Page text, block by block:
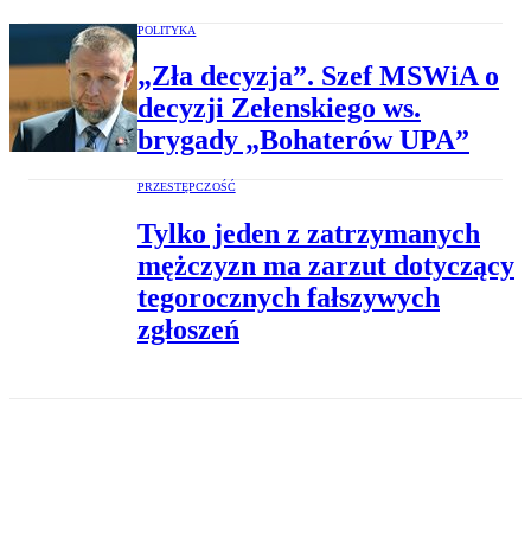
POLITYKA
„Zła decyzja”. Szef MSWiA o
decyzji Zełenskiego ws.
brygady „Bohaterów UPA”
PRZESTĘPCZOŚĆ
Tylko jeden z zatrzymanych
mężczyzn ma zarzut dotyczący
tegorocznych fałszywych
zgłoszeń